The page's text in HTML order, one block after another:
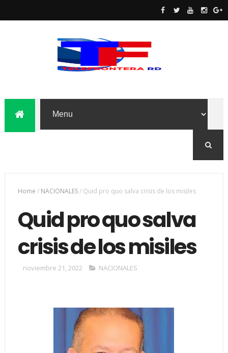
Home / NACIONALES/ Quid pro quo salva crisis de los misiles
Quid pro quo salva
crisis de los misiles
noviembre 21, 2022 NACIONALES